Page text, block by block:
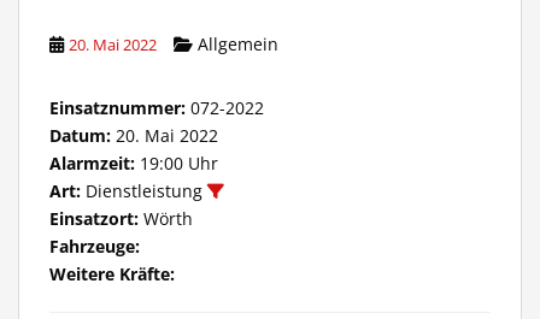
20. Mai 2022 Allgemein
Einsatznummer: 072-2022
Datum: 20. Mai 2022
Alarmzeit: 19:00 Uhr
Art: Dienstleistung
Einsatzort: Wörth
Fahrzeuge:
Weitere Kräfte: